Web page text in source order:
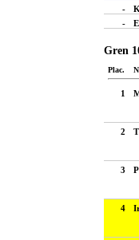
-
-
Gren
Plac.
1
2
3
4